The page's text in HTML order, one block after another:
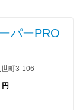
パーPRO
町3-106
円